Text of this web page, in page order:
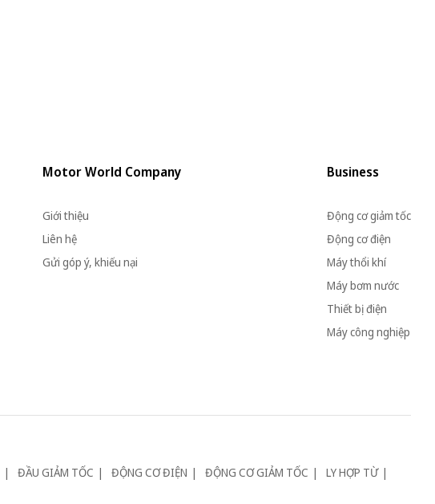
Motor World Company
Giới thiệu
Liên hệ
Gửi góp ý, khiếu nại
Business
Động cơ giảm tốc
Động cơ điện
Máy thổi khí
Máy bơm nước
Thiết bị điện
Máy công nghiệp
ĐẦU GIẢM TỐC ĐỘNG CƠ ĐIỆN ĐỘNG CƠ GIẢM TỐC
LY HỢP TỪ